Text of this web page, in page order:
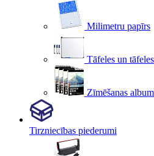
Milimetru papīrs
Tāfeles un
Zīmēšanas
Tirzniecības piederumi